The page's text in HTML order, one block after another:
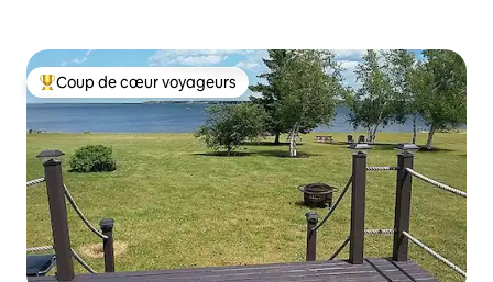
Coups de cœur voyageurs les plus appréciés
Coup de cœur voyageurs